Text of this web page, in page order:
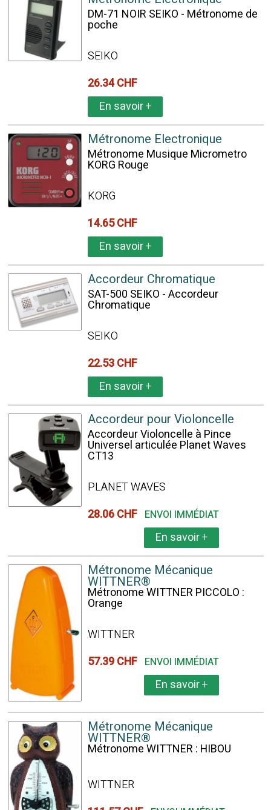
DM-71 NOIR SEIKO - Métronome de
poche
SEIKO
26.34 CHF
En savoir+
Métronome Electronique
Métronome Musique Micrometro
KORG Rouge
KORG
14.65 CHF
En savoir+
Accordeur Chromatique
SAT-500 SEIKO - Accordeur
Chromatique
SEIKO
22.53 CHF
En savoir+
Accordeur pour Violoncelle
Accordeur Violoncelle à Pince
Universel articulée Planet Waves
CT13
PLANET WAVES
28.06 CHF ENVOI IMMÉDIAT
En savoir+
Métronome Mécanique
WITTNER®
Métronome WITTNER PICCOLO :
Orange
WITTNER
57.39 CHF ENVOI IMMÉDIAT
En savoir+
Métronome Mécanique
WITTNER®
Métronome WITTNER : HIBOU
WITTNER